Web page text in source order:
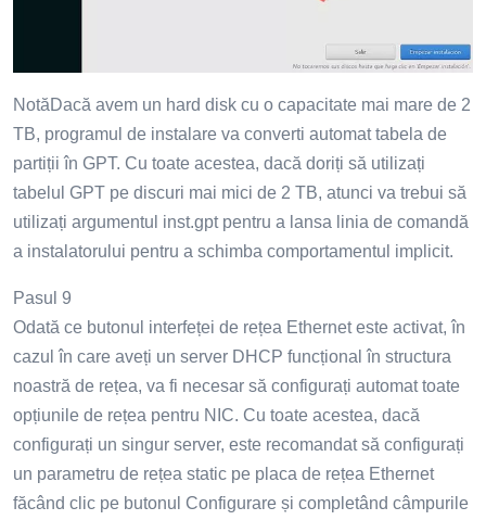
NotăDacă avem un hard disk cu o capacitate mai mare de 2
TB, programul de instalare va converti automat tabela de
partiții în GPT. Cu toate acestea, dacă doriți să utilizați
tabelul GPT pe discuri mai mici de 2 TB, atunci va trebui să
utilizați argumentul inst.gpt pentru a lansa linia de comandă
a instalatorului pentru a schimba comportamentul implicit.
Pasul 9
Odată ce butonul interfeței de rețea Ethernet este activat, în
cazul în care aveți un server DHCP funcțional în structura
noastră de rețea, va fi necesar să configurați automat toate
opțiunile de rețea pentru NIC. Cu toate acestea, dacă
configurați un singur server, este recomandat să configurați
un parametru de rețea static pe placa de rețea Ethernet
făcând clic pe butonul Configurare și completând câmpurile